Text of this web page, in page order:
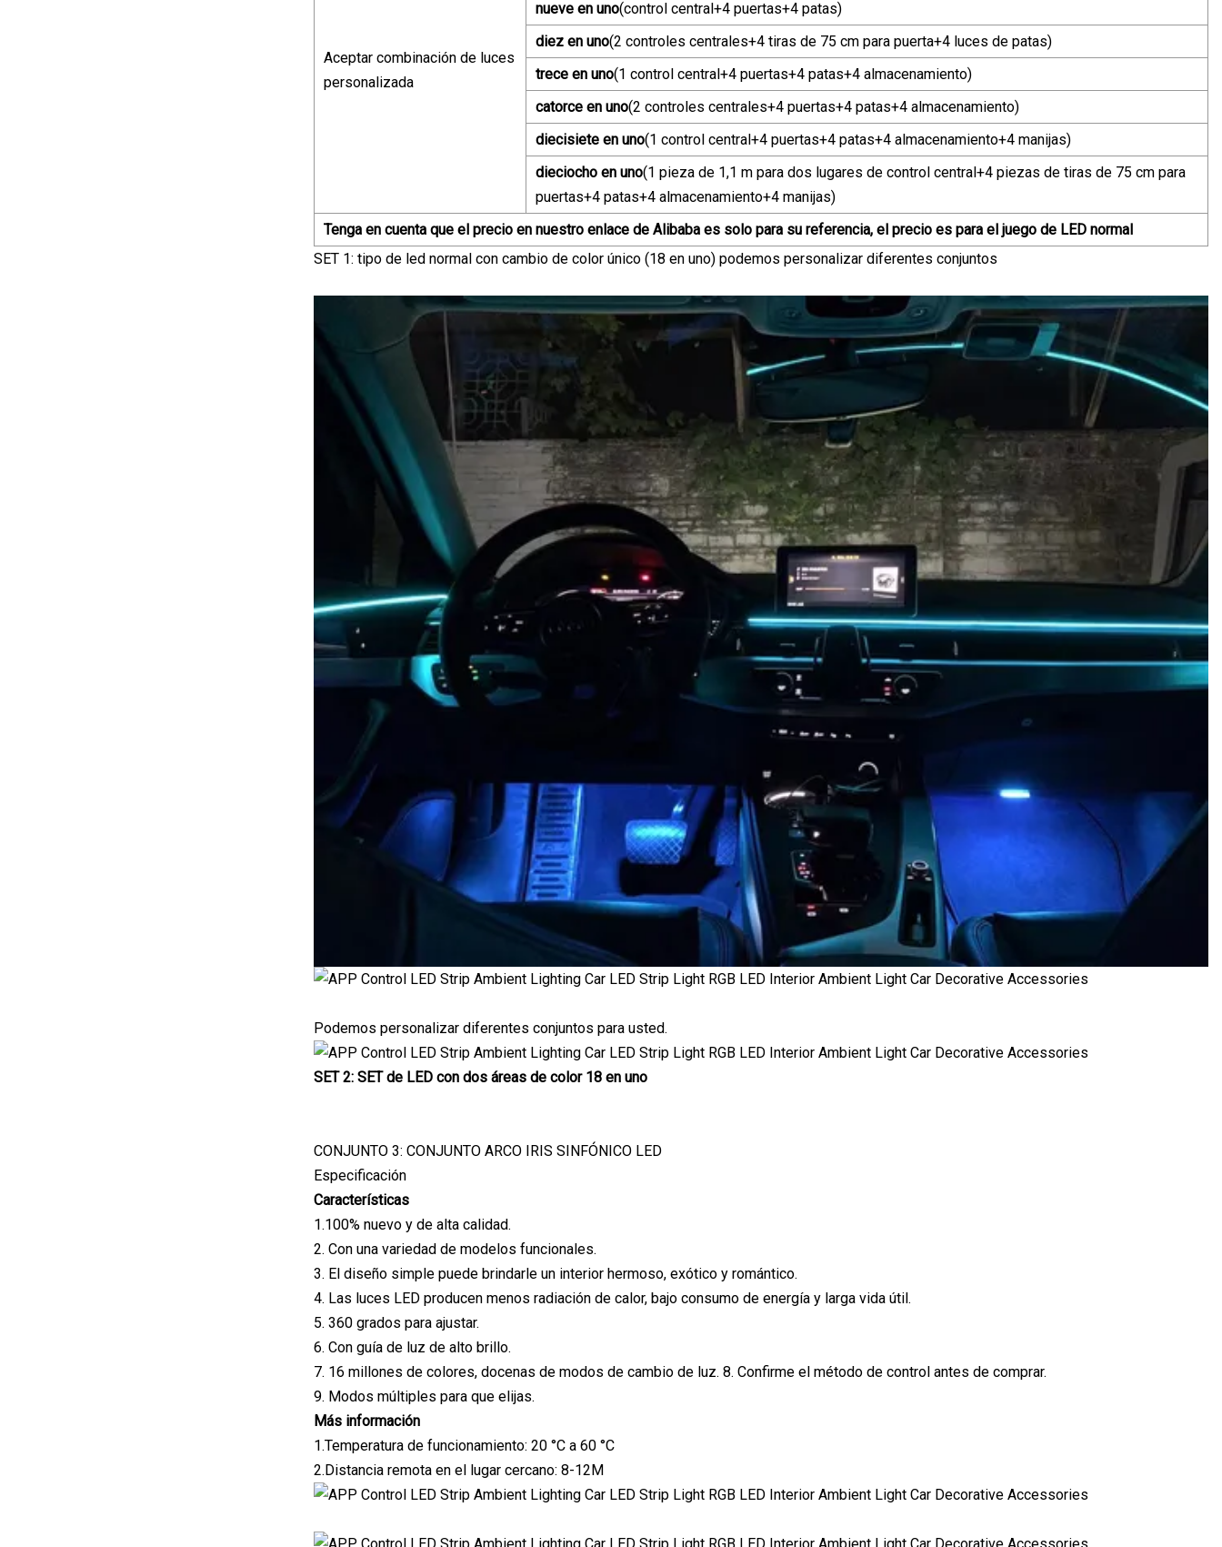
Aceptar combinación de luces
personalizada
nueve en uno(control central+4 puertas+4 patas)
diez en uno(2 controles centrales+4 tiras de 75 cm para puerta+4 luces de patas)
trece en uno(1 control central+4 puertas+4 patas+4 almacenamiento)
catorce en uno(2 controles centrales+4 puertas+4 patas+4 almacenamiento)
diecisiete en uno(1 control central+4 puertas+4 patas+4 almacenamiento+4 manijas)
dieciocho en uno(1 pieza de 1,1 m para dos lugares de control central+4 piezas de tiras de 75 cm para
puertas+4 patas+4 almacenamiento+4 manijas)
Tenga en cuenta que el precio en nuestro enlace de Alibaba es solo para su referencia, el precio es para el juego de LED normal
SET 1: tipo de led normal con cambio de color único (18 en uno) podemos personalizar diferentes conjuntos
Podemos personalizar diferentes conjuntos para usted.
SET 2: SET de LED con dos áreas de color 18 en uno
CONJUNTO 3: CONJUNTO ARCO IRIS SINFÓNICO LED
Especificación
Características
1.100% nuevo y de alta calidad.
2. Con una variedad de modelos funcionales.
3. El diseño simple puede brindarle un interior hermoso, exótico y romántico.
4. Las luces LED producen menos radiación de calor, bajo consumo de energía y larga vida útil.
5. 360 grados para ajustar.
6. Con guía de luz de alto brillo.
7. 16 millones de colores, docenas de modos de cambio de luz. 8. Confirme el método de control antes de comprar.
9. Modos múltiples para que elijas.
Más información
1.Temperatura de funcionamiento: 20 °C a 60 °C
2.Distancia remota en el lugar cercano: 8-12M